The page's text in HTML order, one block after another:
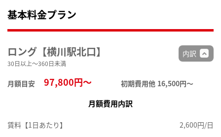
基本料金プラン
ロング【横川駅北口】
30日以上～360日未満
月額目安 97,800円～ 初期費用他 16,500円〜
内訳
月額費用内訳
賃料【1日あたり】
2,600円/日